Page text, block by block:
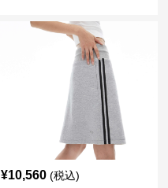
¥10,560 (税込)